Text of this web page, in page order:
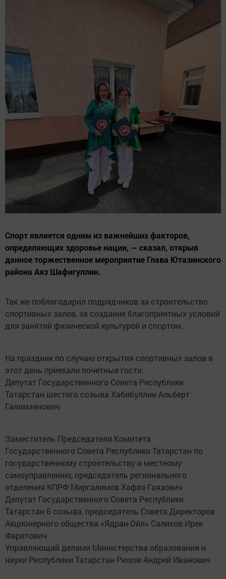
Спорт является одним из важнейших факторов,
определяющих здоровье нации, — сказал, открыв
данное торжественное мероприятие Глава Ютазинского
района Аяз Шафигуллин.
Так же поблагодарил подрядчиков за строительство
спортивных залов, за создание благоприятных условий
для занятий физической культурой и спортом.
На праздник по случаю открытия спортивных залов в
этот день приехали почетные гости:
Депутат Государственного Совета Республики
Татарстан шестого созыва Хабибуллин Альберт
Галимзянович
Заместитель Председателя Комитета
Государственного Совета Республики Татарстан по
государственному строительству и местному
самоуправлению, председатель регионального
отделения КПРФ Миргалимов Хафиз Гаязович
Депутат Государственного Совета Республики
Татарстан 6 созыва, председатель Совета Директоров
Акционерного общества «Ядран-Ойл» Салихов Ирек
Фаритович
Управляющий делами Министерства образования и
науки Республики Татарстан Рюхов Андрей Иванович